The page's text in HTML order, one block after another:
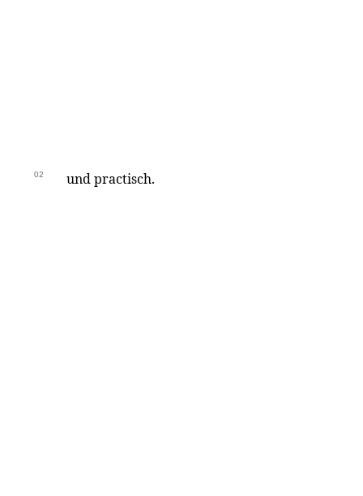
02 und practisch.